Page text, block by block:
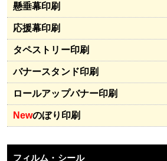
懸垂幕印刷
応援幕印刷
タペストリー印刷
バナースタンド印刷
ロールアップバナー印刷
Newのぼり印刷
フィルム・シール